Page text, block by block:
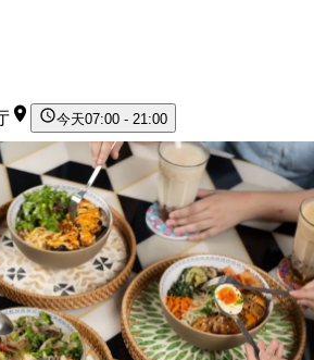
今天07:00 - 21:00